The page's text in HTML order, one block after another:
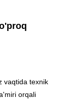
vaqtida texnik
orqali